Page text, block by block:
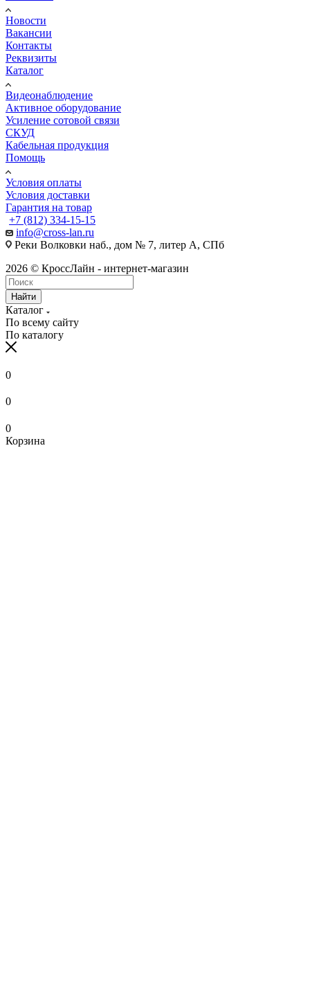
Новости
Вакансии
Контакты
Реквизиты
Каталог
Видеонаблюдение
Активное оборудование
Усиление сотовой связи
СКУД
Кабельная продукция
Помощь
Условия оплаты
Условия доставки
Гарантия на товар
+7 (812) 334-15-15
info@cross-lan.ru
Реки Волковки наб., дом № 7, литер А, СПб
2026 © КроссЛайн - интернет-магазин
Найти
Каталог
По всему сайту
По каталогу
0
0
0
Корзина